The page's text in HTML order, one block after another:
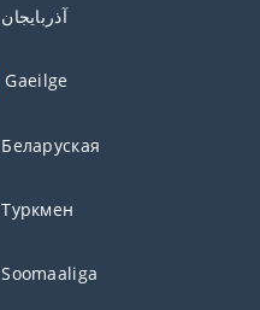
آذربايجان
Gaeilge
Беларуская
Туркмен
Soomaaliga